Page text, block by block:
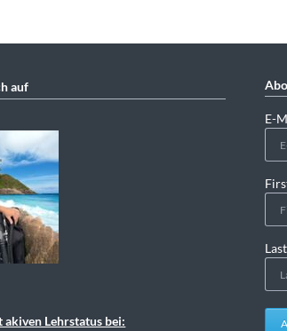
auf
Lehrstatus bei:
E-